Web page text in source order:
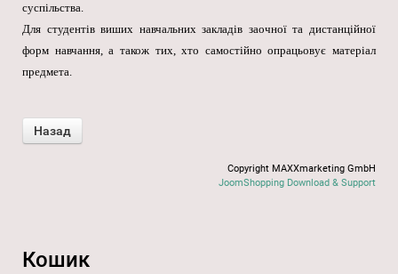
суспільства.
Для студентів виших навчальних закладів заочної та дистанційної
форм навчання, а також тих, хто самостійно опрацьовує матеріал
предмета.
Copyright MAXXmarketing GmbH
JoomShopping Download & Support
Кошик